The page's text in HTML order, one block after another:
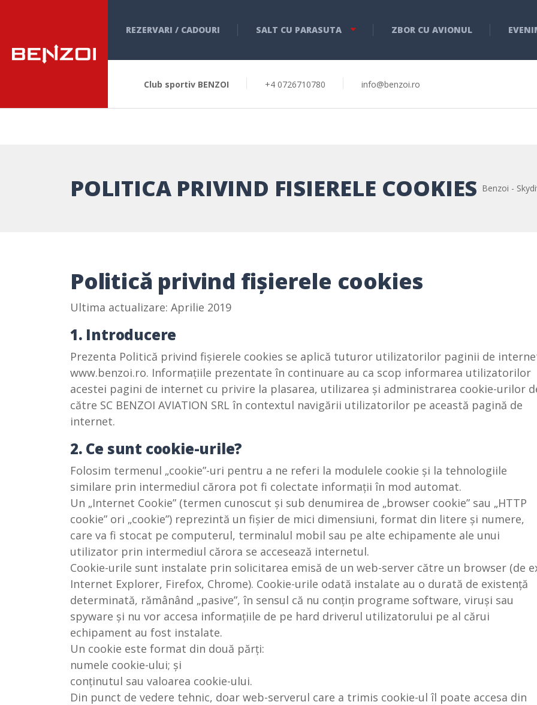
REZERVARI / CADOURI SALT CU PARASUTA ZBOR CU AVIONUL
Club sportiv BENZOI +4 0726710780 info@benzoi.ro
POLITICA PRIVIND FISIERELE COOKIES Benzoi -
Politică privind fișierele cookies
Ultima actualizare: Aprilie 2019
1. Introducere
Prezenta Politică privind fișierele cookies se aplică tuturor utilizatorilor paginii de
www.benzoi.ro. Informațiile prezentate în continuare au ca scop informarea utilizatorilor
acestei pagini de internet cu privire la plasarea, utilizarea și administrarea cookie-urilor
către SC BENZOI AVIATION SRL în contextul navigării utilizatorilor pe această pagină de
internet.
2. Ce sunt cookie-urile?
Folosim termenul „cookie”-uri pentru a ne referi la modulele cookie și la tehnologiile
similare prin intermediul cărora pot fi colectate informații în mod automat.
Un „Internet Cookie” (termen cunoscut și sub denumirea de „browser cookie” sau „HTTP
cookie” ori „cookie”) reprezintă un fișier de mici dimensiuni, format din litere și numere,
care va fi stocat pe computerul, terminalul mobil sau pe alte echipamente ale unui
utilizator prin intermediul cărora se accesează internetul.
Cookie-urile sunt instalate prin solicitarea emisă de un web-server către un browser (de
Internet Explorer, Firefox, Chrome). Cookie-urile odată instalate au o durată de existență
determinată, rămânând „pasive”, în sensul că nu conțin programe software, viruși sau
spyware și nu vor accesa informațiile de pe hard driverul utilizatorului pe al cărui
echipament au fost instalate.
Un cookie este format din două părți:
numele cookie-ului; și
conținutul sau valoarea cookie-ului.
Din punct de vedere tehnic, doar web-serverul care a trimis cookie-ul îl poate accesa din